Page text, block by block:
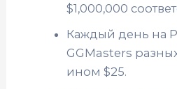
$1,000,000
Каждый день на
GGMasters
ином $25.